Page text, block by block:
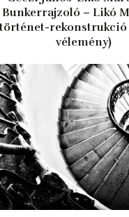
Bunkerrajzoló – Likó
rekonstrukció
vélemény)